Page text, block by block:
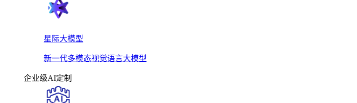
星际大模型
新一代多模态视觉语言大模型
企业级AI定制